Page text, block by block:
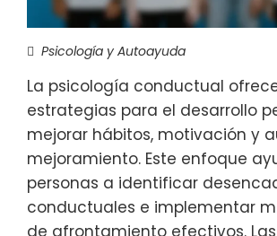
Psicología y Autoayuda
La psicología conductual
estrategias para el desarrollo
mejorar hábitos, motivación y
mejoramiento. Este enfoque
personas a identificar
conductuales e implementar
de afrontamiento efectivos.